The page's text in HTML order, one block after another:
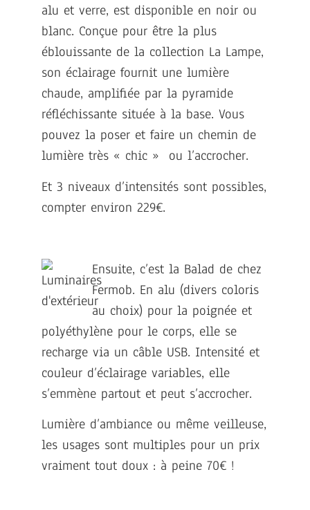
alu et verre, est disponible en noir ou
blanc. Conçue pour être la plus
éblouissante de la collection La Lampe,
son éclairage fournit une lumière
chaude, amplifiée par la pyramide
réfléchissante située à la base. Vous
pouvez la poser et faire un chemin de
lumière très « chic » ou l’accrocher.
Et 3 niveaux d’intensités sont possibles,
compter environ 229€.
Ensuite, c’est la Balad de chez
Fermob. En alu (divers coloris
au choix) pour la poignée et
polyéthylène pour le corps, elle se
recharge via un câble USB. Intensité et
couleur d’éclairage variables, elle
s’emmène partout et peut s’accrocher.
Lumière d’ambiance ou même veilleuse,
les usages sont multiples pour un prix
vraiment tout doux : à peine 70€ !